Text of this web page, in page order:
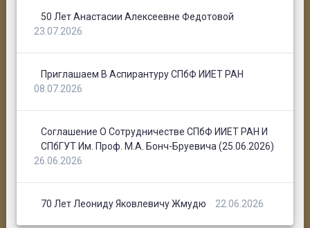
50 Лет Анастасии Алексеевне Федотовой
23.07.2026
Приглашаем В Аспирантуру СПбФ ИИЕТ РАН
08.07.2026
Соглашение О Сотрудничестве СПбФ ИИЕТ РАН И
СПбГУТ Им. Проф. М.А. Бонч-Бруевича (25.06.2026)
26.06.2026
70 Лет Леониду Яковлевичу Жмудю 22.06.2026